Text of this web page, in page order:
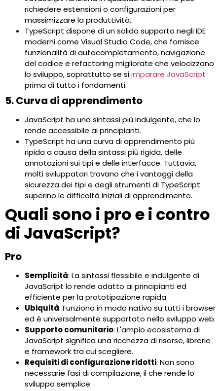
richiedere estensioni o configurazioni per
massimizzare la produttività.
TypeScript dispone di un solido supporto negli IDE
moderni come Visual Studio Code, che fornisce
funzionalità di autocompletamento, navigazione
del codice e refactoring migliorate che velocizzano
lo sviluppo, soprattutto se siimparare JavaScript
prima di tutto i fondamenti.
5. Curva di apprendimento
JavaScript ha una sintassi più indulgente, che lo
rende accessibile ai principianti.
TypeScript ha una curva di apprendimento più
ripida a causa della sintassi più rigida, delle
annotazioni sui tipi e delle interfacce. Tuttavia,
molti sviluppatori trovano che i vantaggi della
sicurezza dei tipi e degli strumenti di TypeScript
superino le difficoltà iniziali di apprendimento.
Quali sono i pro e i contro
di JavaScript?
Pro
Semplicità: La sintassi flessibile e indulgente di
JavaScript lo rende adatto ai principianti ed
efficiente per la prototipazione rapida.
Ubiquità: Funziona in modo nativo su tutti i browser
ed è universalmente supportato nello sviluppo web.
Supporto comunitario: L'ampio ecosistema di
JavaScript significa una ricchezza di risorse, librerie
e framework tra cui scegliere.
Requisiti di configurazione ridotti: Non sono
necessarie fasi di compilazione, il che rende lo
sviluppo semplice.